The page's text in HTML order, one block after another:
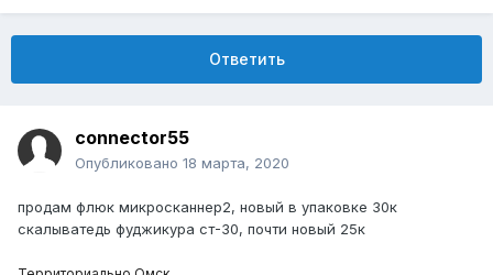
Ответить
connector55
Опубликовано 18 марта, 2020
продам флюк микросканнер2, новый в упаковке 30к
скалыватедь фуджикура ст-30, почти новый 25к